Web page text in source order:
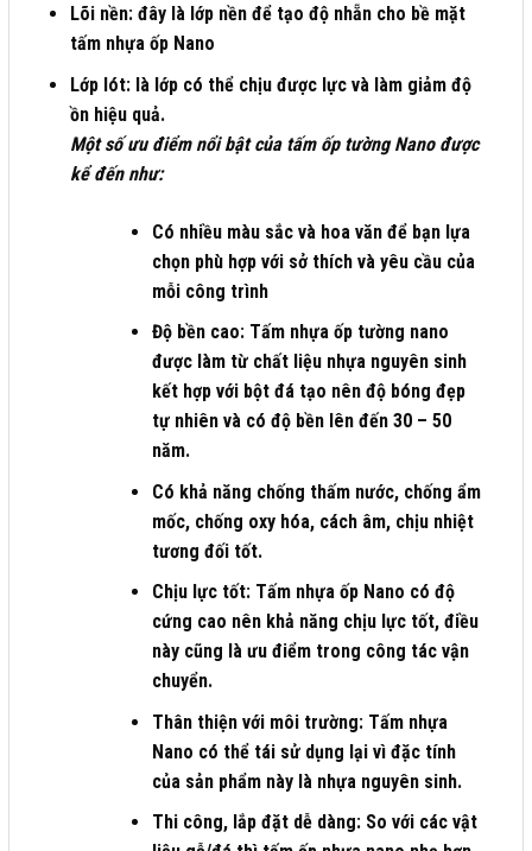
Lõi nền: đây là lớp nền để tạo độ nhẵn cho bề mặt
tấm nhựa ốp Nano
Lớp lót: là lớp có thể chịu được lực và làm giảm độ
ồn hiệu quả.
Một số ưu điểm nổi bật của tấm ốp tường Nano được
kể đến như:
Có nhiều màu sắc và hoa văn để bạn lựa
chọn phù hợp với sở thích và yêu cầu của
mỗi công trình
Độ bền cao: Tấm nhựa ốp tường nano
được làm từ chất liệu nhựa nguyên sinh
kết hợp với bột đá tạo nên độ bóng đẹp
tự nhiên và có độ bền lên đến 30 – 50
năm.
Có khả năng chống thấm nước, chống ẩm
mốc, chống oxy hóa, cách âm, chịu nhiệt
tương đối tốt.
Chịu lực tốt: Tấm nhựa ốp Nano có độ
cứng cao nên khả năng chịu lực tốt, điều
này cũng là ưu điểm trong công tác vận
chuyển.
Thân thiện với môi trường: Tấm nhựa
Nano có thể tái sử dụng lại vì đặc tính
của sản phẩm này là nhựa nguyên sinh.
Thi công, lắp đặt dễ dàng: So với các vật